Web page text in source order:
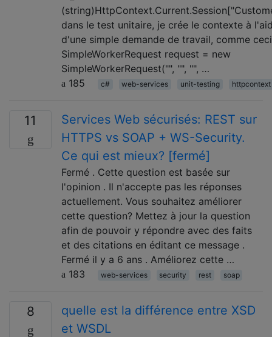
dans le test unitaire, je crée le contexte à
d'une simple demande de travail, comme
SimpleWorkerRequest request = new
SimpleWorkerRequest("", "", "", …
185
c# web-services unit-testing httpcontext
11
Services Web sécurisés: REST sur
HTTPS vs SOAP + WS-Security.
Ce qui est mieux? [fermé]
Fermé . Cette question est basée sur
l'opinion . Il n'accepte pas les réponses
actuellement. Vous souhaitez améliorer
cette question? Mettez à jour la question
afin de pouvoir y répondre avec des faits
et des citations en éditant ce message .
Fermé il y a 6 ans . Améliorez cette …
183
web-services security rest soap
8
quelle est la différence entre XSD
et WSDL